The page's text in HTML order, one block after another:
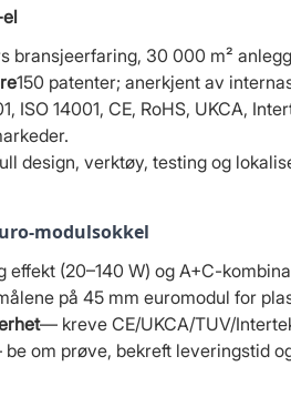
bransjeerfaring, 30 000 m²
150 patenter; anerkjent av
ISO 14001, CE, RoHS, UKCA,
design, verktøy, testing og
modulsokkel
(20–140 W) og A+C-
på 45 mm euromodul for
— kreve CE/UKCA/TUV/
om prøve, bekreft leveringstid